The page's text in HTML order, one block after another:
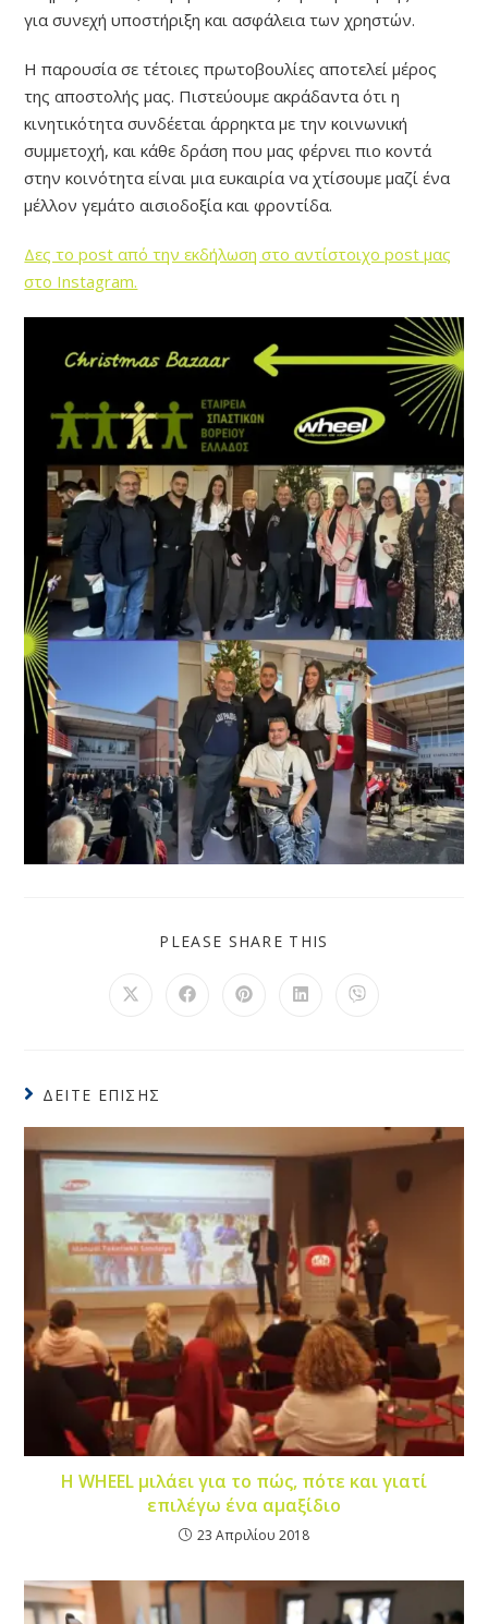
για συνεχή υποστήριξη και ασφάλεια των χρηστών.
Η παρουσία σε τέτοιες πρωτοβουλίες αποτελεί μέρος
της αποστολής μας. Πιστεύουμε ακράδαντα ότι η
κινητικότητα συνδέεται άρρηκτα με την κοινωνική
συμμετοχή, και κάθε δράση που μας φέρνει πιο κοντά
στην κοινότητα είναι μια ευκαιρία να χτίσουμε μαζί ένα
μέλλον γεμάτο αισιοδοξία και φροντίδα.
Δες το post από την εκδήλωση στο αντίστοιχο post μας
στο Instagram.
PLEASE SHARE THIS
ΔΕΊΤΕ ΕΠΊΣΗΣ
Η WHEEL μιλάει για το πώς, πότε και γιατί
επιλέγω ένα αμαξίδιο
23 Απριλίου 2018